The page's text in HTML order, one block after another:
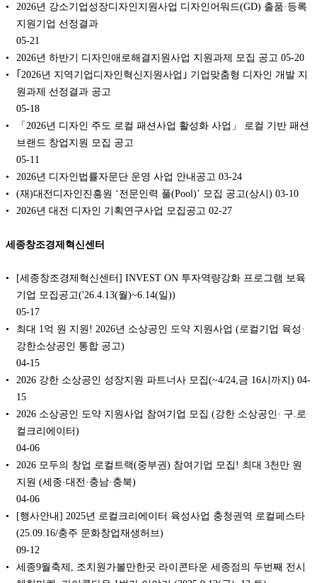
2026년 강소기업성장디자인지원사업 디자인어워드(GD) 출품·등록
지원기업 선정결과
05-21
2026년 하반기 디자인애로해결지원사업 지원과제 모집 공고 05-20
｢2026년 지역기업디자인혁신지원사업｣ 기업맞춤형 디자인 개발 지
원과제 선정결과 공고
05-18
「2026년 디자인 주도 로컬 패션사업 활성화 사업」 로컬 기반 패션
브랜드 창업지원 모집 공고
05-11
2026년 디자인법률자문단 운영 사업 안내공고 03-24
(재)대전디자인진흥원 ‘전문인력 풀(Pool)’ 모집 공고(상시) 03-10
2026년 대전 디자인 기획연구사업 모집공고 02-27
세종창조경제혁신센터
[세종창조경제혁신센터] INVEST ON 투자역량강화 프로그램 보육
기업 모집공고('26.4.13(월)~6.14(일))
05-17
최대 1억 원 지원! 2026년 소상공인 도약 지원사업 (로컬기업 육성·
강한소상공인 통합 공고)
04-15
2026 강한 소상공인 성장지원 파트너사 모집(~4/24,금 16시까지) 04-
15
2026 소상공인 도약 지원사업 참여기업 모집 (강한 소상공인· 구.로
컬크리에이터)
04-06
2026 모두의 창업 로컬트랙(중부권) 참여기업 모집! 최대 3천만 원
지원 (세종·대전·충남·충북)
04-06
[행사안내] 2025년 로컬크리에이터 육성사업 충청권역 로컬페스타
(25.09.16/충주 문화창업재생허브)
09-12
세종9월축제, 조치원가볼만한곳 라이콘타운 세종점의 두번째 전시